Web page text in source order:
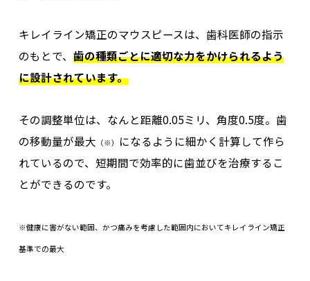
キレイライン矯正のマウスピースは、歯科医師の指示
のもとで、歯の種類ごとに適切な力をかけられるよう
に設計されています。
その調整単位は、なんと距離0.05ミリ、角度0.5度。歯
の移動量が最大 （※）
になるように細かく計算して作ら
れているので、短期間で効率的に歯並びを治療するこ
とができるのです。
※健康に害がない範囲、かつ痛みを考慮した範囲内においてキレイライン矯正
基準での最大